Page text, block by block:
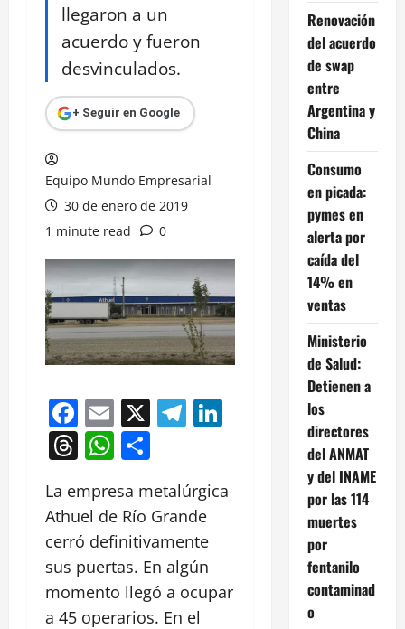
llegaron a un
acuerdo y fueron
desvinculados.
+ Seguir en Google
Equipo Mundo Empresarial
30 de enero de 2019
1 minute read
0
Facebook
Email
X Telegram
LinkedIn
Threads
WhatsApp
La empresa metalúrgica
Athuel de Río Grande
cerró definitivamente
sus puertas. En algún
momento llegó a ocupar
a 45 operarios. En el
Renovación
del acuerdo
de swap
entre
Argentina y
China
Consumo
en picada:
pymes en
alerta por
caída del
14% en
ventas
Ministerio
de Salud:
Detienen a
los
directores
del ANMAT
y del INAME
por las 114
muertes
por
fentanilo
contaminad
o